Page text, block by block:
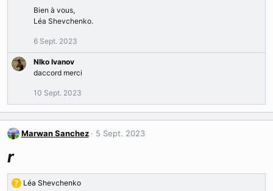
Bien à vous,
Léa Shevchenko.
6 Sept. 2023
Nlko Ivanov
daccord merci
10 Sept. 2023
Marwan Sanchez 5 Sept. 2023
r
R
Léa Shevchenko